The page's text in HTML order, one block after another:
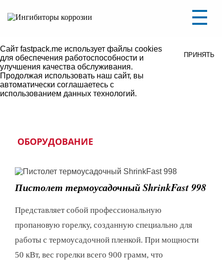
технические работы.
В связи с этим некоторые разделы могут не
ПОНЯТНО
Сайт fastpack.me использует файлы cookies
для обеспечения работоспособности и
улучшения качества обслуживания.
Продолжая использовать наш сайт, вы
автоматически соглашаетесь с
использованием данных технологий.
ПРИНЯТЬ
ОБОРУДОВАНИЕ
Пистолет термоусадочный ShrinkFast 998
Представляет собой профессиональную
пропановую горелку, созданную специально для
работы с термоусадочной пленкой. При мощности
50 кВт, вес горелки всего 900 грамм, что